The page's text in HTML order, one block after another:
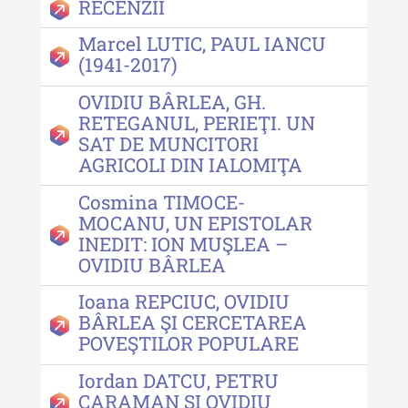
Moldovei - XXI / 2021
Anuarul Muzeului Etnografic al
Moldovei - XX / 2020
Indexul Complet
Buletinul Muzeului Științei și
Tehnicii ”Ștefan Procopiu”
Buletinul Muzeului Științei și
Tehnicii ”Ștefan Procopiu” - An
XV / Nr. 15 / 2021
Buletinul Muzeului Științei și
Tehnicii ”Ștefan Procopiu” - An
XIV / Nr. 14 / 2020
Buletinul Muzeului Științei și
Tehnicii ”Ștefan Procopiu” - An
RECENZII
Marcel LUTIC, PAUL IANCU
(1941-2017)
OVIDIU BÂRLEA, GH.
RETEGANUL, PERIEŢI. UN
SAT DE MUNCITORI
AGRICOLI DIN IALOMIŢA
Cosmina TIMOCE-
MOCANU, UN EPISTOLAR
INEDIT: ION MUŞLEA –
OVIDIU BÂRLEA
Ioana REPCIUC, OVIDIU
BÂRLEA ŞI CERCETAREA
POVEŞTILOR POPULARE
Iordan DATCU, PETRU
CARAMAN ŞI OVIDIU